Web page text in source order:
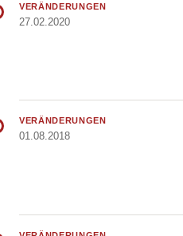
VERÄNDERUNGEN
27.02.2020
VERÄNDERUNGEN
01.08.2018